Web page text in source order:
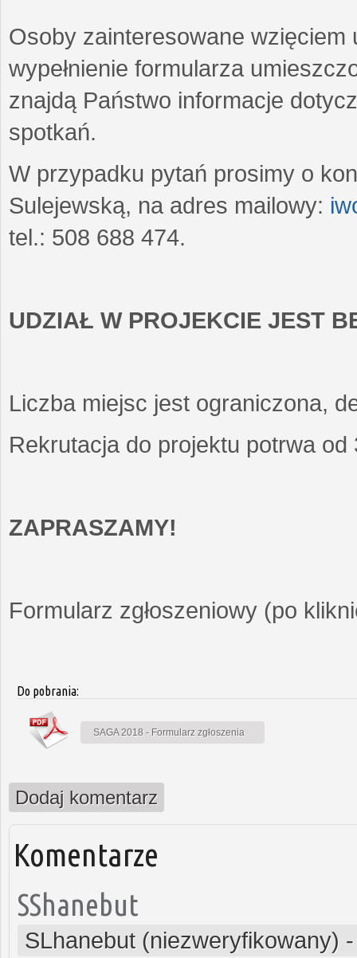
Osoby zainteresowane wzięciem
wypełnienie formularza
znajdą Państwo informacje
spotkań.
W przypadku pytań prosimy o
Sulejewską, na adres mailowy:
tel.: 508 688 474.
UDZIAŁ W PROJEKCIE JEST
Liczba miejsc jest ograniczona,
Rekrutacja do projektu potrwa
ZAPRASZAMY!
Formularz zgłoszeniowy (po
Do pobrania:
SAGA 2018 - Formularz zgłoszenia
Dodaj komentarz
Komentarze
SShanebut
SLhanebut (niezweryfikowany)